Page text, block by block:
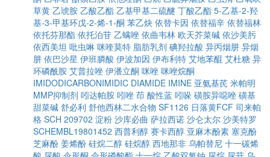
草黄 乙琥胺 乙酸乙酯 乙基甲基二硫醚 丁酸乙酯 5-乙基-2-羟
基-3-甲基环戊-2-烯-1-酮 苯乙炔 依替卡因 依替福辛 依替福林
依托芬那酯 依托泊苷 乙螨唑 依曲韦林 欧天芥菜碱 依沙美肟
依西美坦 吡虫啉 咪喹莫特 脂肪乳剂 碘羟拉酸 异丙烟肼 异烟
肼 依巴沙星 伊班膦酸 伊波加因 伊布利特 艾地苯醌 艾杜糖 异
环磷酰胺 艾普拉唑 伊潘立酮 咪唑 咪唑烷酮
IMIDODICARBONIMIDIC DIAMIDE IMINE 亚氨基芪 米帕明
MMP抑制剂 吲达帕胺 吲唑 茚 酸性蓝 吲哚 磺胺异噁唑 磺基
甜菜碱 舒必利 舒他西林二水合物 SF1126 日落黄FCF 司来帕
格 SCH 209702 淀粉 沙库必曲 萨拉西诺 沙仑太尔 沙美特罗
SCHEMBL19801452 西普利醇 赛卡西醇 亚麻木酚素 塞克酚
芝麻酚 姜烯酚 硅烷二醇 硅烷醇 西地那非 乌帕替尼 十一碳烯